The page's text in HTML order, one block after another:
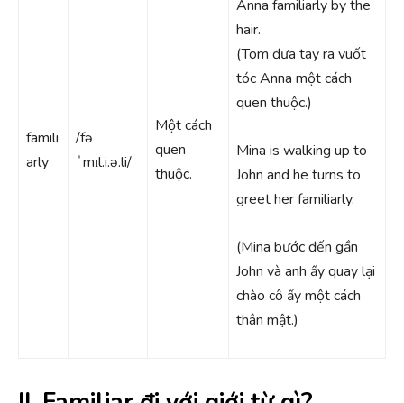
famili
arly
/fə
ˈmɪl.i.ə.li/
Một cách
quen
thuộc.
Anna familiarly by the
hair.
(Tom đưa tay ra vuốt
tóc Anna một cách
quen thuộc.)
Mina is walking up to
John and he turns to
greet her familiarly.
(Mina bước đến gần
John và anh ấy quay lại
chào cô ấy một cách
thân mật.)